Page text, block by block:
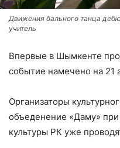
Движения бального танца
учитель
Впервые в Шымкенте
событие намечено на 21
Организаторы
объеденение «Даму»
культуры РК уже